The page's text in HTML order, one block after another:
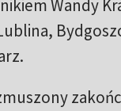
Wandy